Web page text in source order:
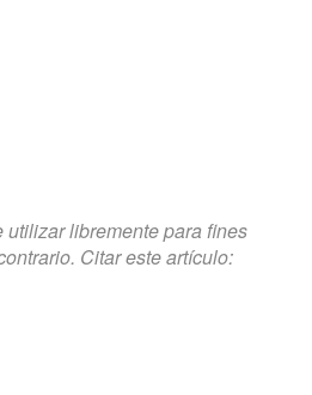
libremente para fines
Citar este artículo: